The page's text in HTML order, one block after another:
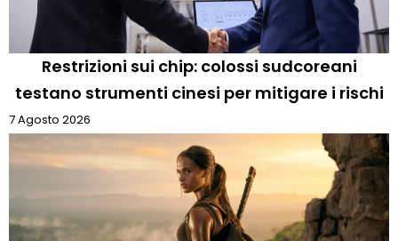
Restrizioni sui chip: colossi sudcoreani
testano strumenti cinesi per mitigare i rischi
7 Agosto 2026